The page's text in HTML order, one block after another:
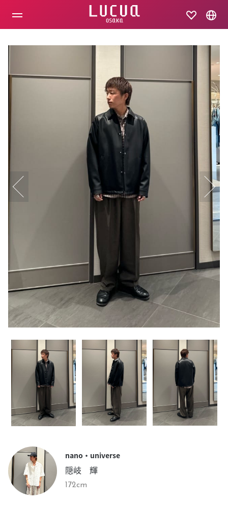
nano・universe
隠岐 輝
172cm